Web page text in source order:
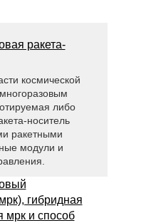
ракета-
космической
либо
носитель
ракетными
модули и
гибридная
мрк и способ